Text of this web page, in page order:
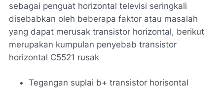
sebagai penguat horizontal televisi seringkali
disebabkan oleh beberapa faktor atau masalah
yang dapat merusak transistor horizontal, berikut
merupakan kumpulan penyebab transistor
horizontal C5521 rusak
Tegangan suplai b+ transistor horisontal